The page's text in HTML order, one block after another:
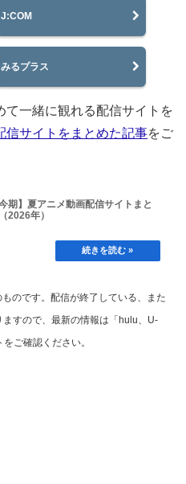
J:COM
みるプラス
一緒に観れる配信サイトを
信サイトをまとめた記事をご
今期】夏アニメ動画配信サイトまと
2026年）
のです。配信が終了している、また
すので、最新の情報は「hulu、U-
ご確認ください。